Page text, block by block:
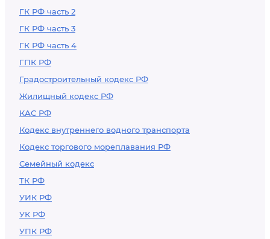
ГК РФ часть 2
ГК РФ часть 3
ГК РФ часть 4
ГПК РФ
Градостроительный кодекс РФ
Жилищный кодекс РФ
КАС РФ
Кодекс внутреннего водного транспорта
Кодекс торгового мореплавания РФ
Семейный кодекс
ТК РФ
УИК РФ
УК РФ
УПК РФ